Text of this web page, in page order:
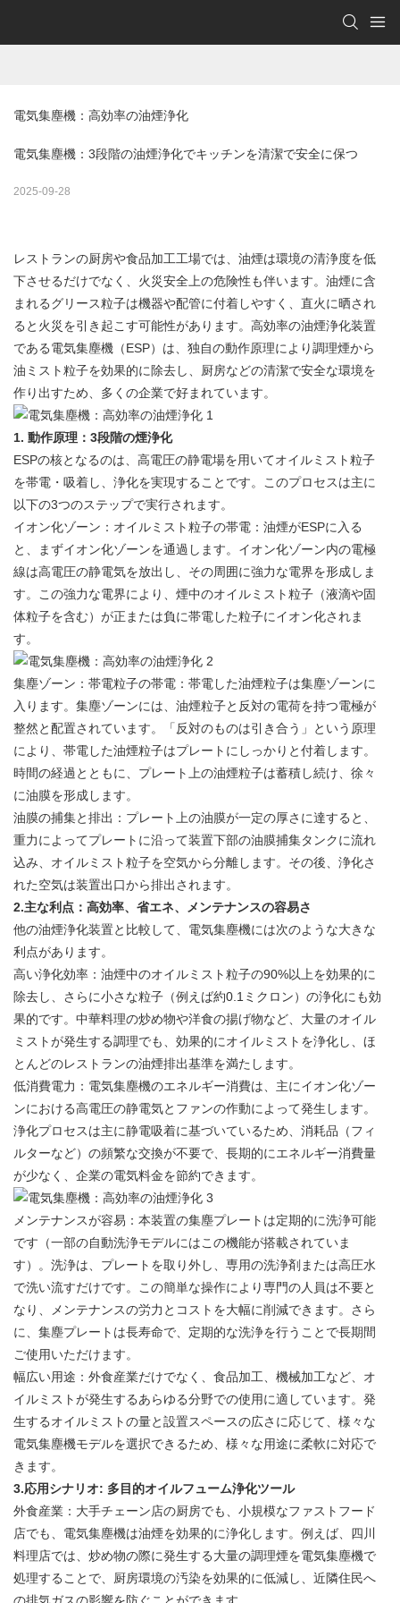
電気集塵機：高効率の油煙浄化
電気集塵機：3段階の油煙浄化でキッチンを清潔で安全に保つ
2025-09-28
レストランの厨房や食品加工工場では、油煙は環境の清浄度を低
下させるだけでなく、火災安全上の危険性も伴います。油煙に含
まれるグリース粒子は機器や配管に付着しやすく、直火に晒され
ると火災を引き起こす可能性があります。高効率の油煙浄化装置
である電気集塵機 （ESP）は、独自の動作原理により調理煙から
油ミスト粒子を効果的に除去し、厨房などの清潔で安全な環境を
作り出すため、多くの企業で好まれています。
1. 動作原理：3段階の煙浄化
ESPの核となるのは、高電圧の静電場を用いてオイルミスト粒子
を帯電・吸着し、浄化を実現することです。このプロセスは主に
以下の3つのステップで実行されます。
イオン化ゾーン：オイルミスト粒子の帯電：油煙がESPに入る
と、まずイオン化ゾーンを通過します。イオン化ゾーン内の電極
線は高電圧の静電気を放出し、その周囲に強力な電界を形成しま
す。この強力な電界により、煙中のオイルミスト粒子（液滴や固
体粒子を含む）が正または負に帯電した粒子にイオン化されま
す。
集塵ゾーン：帯電粒子の帯電：帯電した油煙粒子は集塵ゾーンに
入ります。集塵ゾーンには、油煙粒子と反対の電荷を持つ電極が
整然と配置されています。「反対のものは引き合う」という原理
により、帯電した油煙粒子はプレートにしっかりと付着します。
時間の経過とともに、プレート上の油煙粒子は蓄積し続け、徐々
に油膜を形成します。
油膜の捕集と排出：プレート上の油膜が一定の厚さに達すると、
重力によってプレートに沿って装置下部の油膜捕集タンクに流れ
込み、オイルミスト粒子を空気から分離します。その後、浄化さ
れた空気は装置出口から排出されます。
2.主な利点：高効率、省エネ、メンテナンスの容易さ
他の油煙浄化装置と比較して、電気集塵機には次のような大きな
利点があります。
高い浄化効率：油煙中のオイルミスト粒子の90%以上を効果的に
除去し、さらに小さな粒子（例えば約0.1ミクロン）の浄化にも効
果的です。中華料理の炒め物や洋食の揚げ物など、大量のオイル
ミストが発生する調理でも、効果的にオイルミストを浄化し、ほ
とんどのレストランの油煙排出基準を満たします。
低消費電力：電気集塵機のエネルギー消費は、主にイオン化ゾー
ンにおける高電圧の静電気とファンの作動によって発生します。
浄化プロセスは主に静電吸着に基づいているため、消耗品（フィ
ルターなど）の頻繁な交換が不要で、長期的にエネルギー消費量
が少なく、企業の電気料金を節約できます。
メンテナンスが容易：本装置の集塵プレートは定期的に洗浄可能
です（一部の自動洗浄モデルにはこの機能が搭載されていま
す）。洗浄は、プレートを取り外し、専用の洗浄剤または高圧水
で洗い流すだけです。この簡単な操作により専門の人員は不要と
なり、メンテナンスの労力とコストを大幅に削減できます。さら
に、集塵プレートは長寿命で、定期的な洗浄を行うことで長期間
ご使用いただけます。
幅広い用途：外食産業だけでなく、食品加工、機械加工など、オ
イルミストが発生するあらゆる分野での使用に適しています。発
生するオイルミストの量と設置スペースの広さに応じて、様々な
電気集塵機モデルを選択できるため、様々な用途に柔軟に対応で
きます。
3.応用シナリオ: 多目的オイルフューム浄化ツール
外食産業：大手チェーン店の厨房でも、小規模なファストフード
店でも、 電気集塵機は油煙を効果的に浄化します。例えば、四川
料理店では、炒め物の際に発生する大量の調理煙を電気集塵機で
処理することで、厨房環境の汚染を効果的に低減し、近隣住民へ